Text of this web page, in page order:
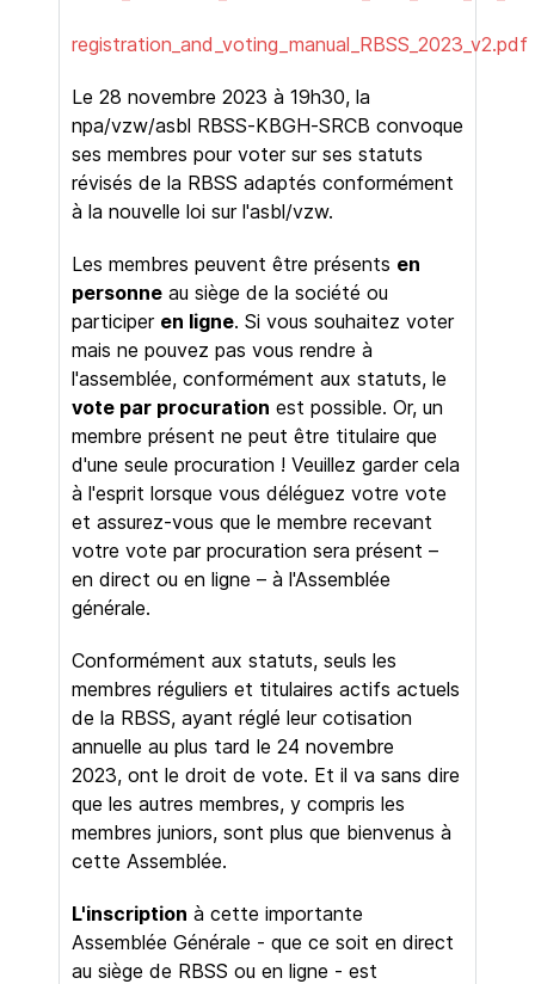
registration_and_voting_manual_RBSS_2023_v2.pdf
Le 28 novembre 2023 à 19h30, la
npa/vzw/asbl RBSS-KBGH-SRCB convoque
ses membres pour voter sur ses statuts
révisés de la RBSS adaptés conformément
à la nouvelle loi sur l'asbl/vzw.
Les membres peuvent être présents en
personne au siège de la société ou
participer en ligne. Si vous souhaitez voter
mais ne pouvez pas vous rendre à
l'assemblée, conformément aux statuts, le
vote par procuration est possible. Or, un
membre présent ne peut être titulaire que
d'une seule procuration ! Veuillez garder cela
à l'esprit lorsque vous déléguez votre vote
et assurez-vous que le membre recevant
votre vote par procuration sera présent –
en direct ou en ligne – à l'Assemblée
générale.
Conformément aux statuts, seuls les
membres réguliers et titulaires actifs actuels
de la RBSS, ayant réglé leur cotisation
annuelle au plus tard le 24 novembre
2023, ont le droit de vote. Et il va sans dire
que les autres membres, y compris les
membres juniors, sont plus que bienvenus à
cette Assemblée.
L'inscription à cette importante
Assemblée Générale - que ce soit en direct
au siège de RBSS ou en ligne - est